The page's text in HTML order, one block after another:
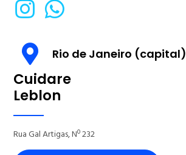
Rio de Janeiro (capital)
Cuidare
Leblon
Rua Gal Artigas, Nº 232